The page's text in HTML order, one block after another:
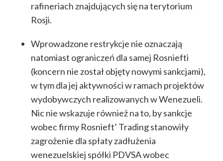
rafineriach znajdujących się na terytorium
Rosji.
Wprowadzone restrykcje nie oznaczają
natomiast ograniczeń dla samej Rosniefti
(koncern nie został objęty nowymi sankcjami),
w tym dla jej aktywności w ramach projektów
wydobywczych realizowanych w Wenezueli.
Nic nie wskazuje również na to, by sankcje
wobec firmy Rosnieft’ Trading stanowiły
zagrożenie dla spłaty zadłużenia
wenezuelskiej spółki PDVSA wobec